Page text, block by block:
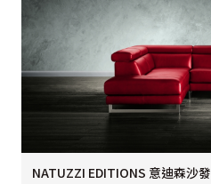
NATUZZI EDITIONS 意迪森沙發